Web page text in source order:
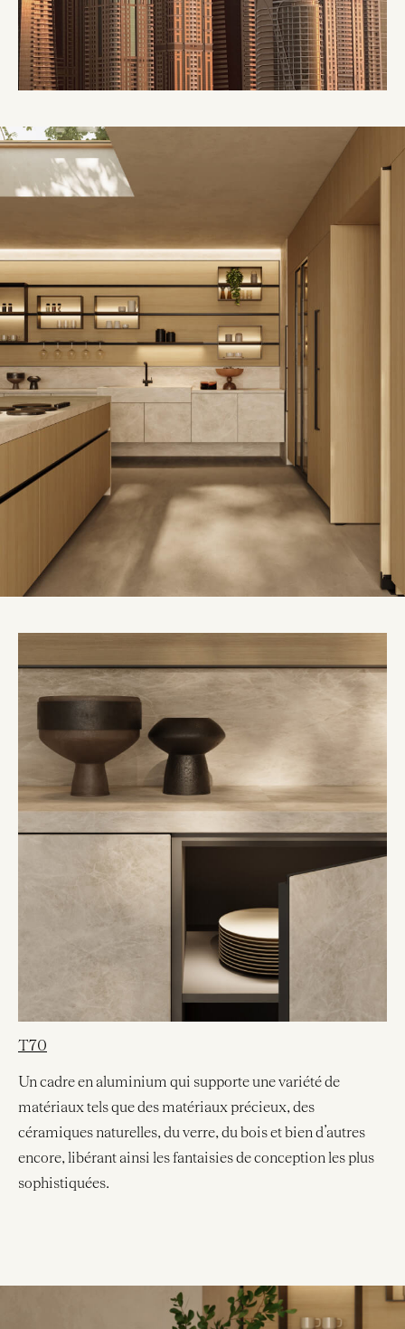
T70
Un cadre en aluminium qui supporte une variété de
matériaux tels que des matériaux précieux, des
céramiques naturelles, du verre, du bois et bien d’autres
encore, libérant ainsi les fantaisies de conception les plus
sophistiquées.